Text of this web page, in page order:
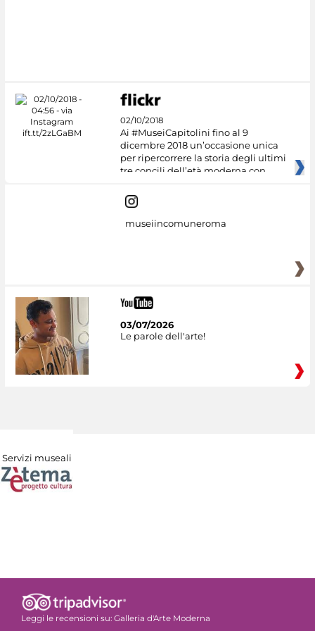
02/10/2018
Ai #MuseiCapitolini fino al 9
dicembre 2018 un’occasione unica
per ripercorrere la storia degli ultimi
tre concili dell’età moderna con
museiincomuneroma
03/07/2026
Le parole dell'arte!
Servizi museali
Leggi le recensioni su: Galleria d'Arte Moderna